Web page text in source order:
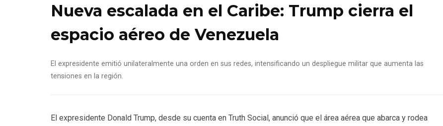
Nueva escalada en el Caribe: Trump cierra el
espacio aéreo de Venezuela
El expresidente emitió unilateralmente una orden en sus redes, intensificando un despliegue militar que aumenta las
tensiones en la región.
El expresidente Donald Trump, desde su cuenta en Truth Social, anunció que el área aérea que abarca y rodea